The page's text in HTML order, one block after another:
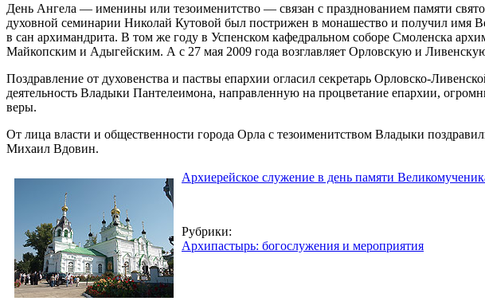
День Ангела — именины или тезоименитство — связан с празднованием памяти
духовной семинарии Николай Кутовой был пострижен в монашество и получил имя
в сан архимандрита. В том же году в Успенском кафедральном соборе Смоленска
Майкопским и Адыгейским. А с 27 мая 2009 года возглавляет Орловскую и
Поздравление от духовенства и паствы епархии огласил секретарь Орловско-
деятельность Владыки Пантелеимона, направленную на процветание епархии,
веры.
От лица власти и общественности города Орла с тезоименитством Владыки
Михаил Вдовин.
Архиерейское служение в день памяти
Рубрики:
Архипастырь: богослужения и мероприятия